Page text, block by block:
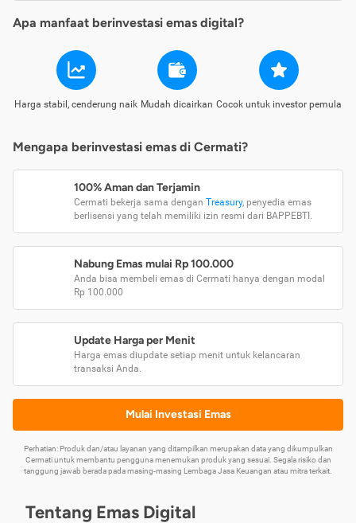
Apa manfaat berinvestasi emas digital?
Harga stabil, cenderung naik Mudah dicairkan Cocok untuk investor pemula
Mengapa berinvestasi emas di Cermati?
100% Aman dan Terjamin
Cermati bekerja sama dengan Treasury, penyedia emas
berlisensi yang telah memiliki izin resmi dari BAPPEBTI.
Nabung Emas mulai Rp 100.000
Anda bisa membeli emas di Cermati hanya dengan modal
Rp 100.000
Update Harga per Menit
Harga emas diupdate setiap menit untuk kelancaran
transaksi Anda.
Mulai Investasi Emas
Perhatian: Produk dan/atau layanan yang ditampilkan merupakan data yang dikumpulkan
Cermati untuk membantu pengguna menemukan produk yang sesuai. Segala risiko dan
tanggung jawab berada pada masing-masing Lembaga Jasa Keuangan atau mitra terkait.
Tentang Emas Digital